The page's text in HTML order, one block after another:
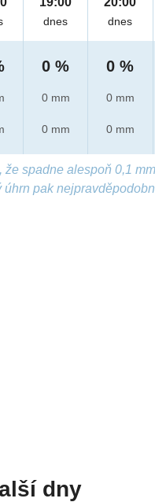
dnes
0 %
0 mm
0 mm
dnes
0 %
0 mm
0 mm
spadne alespoň 0,1
pak
dny